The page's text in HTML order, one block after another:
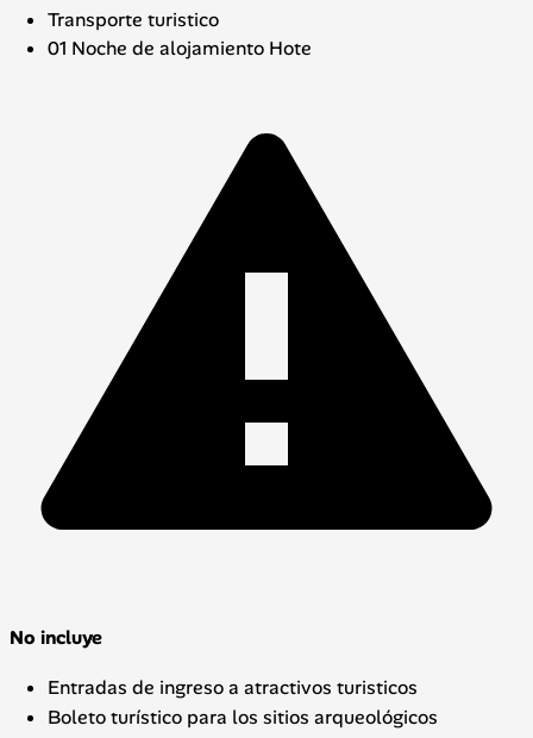
Transporte turistico
01 Noche de alojamiento Hote
No incluye
Entradas de ingreso a atractivos turisticos
Boleto turístico para los sitios arqueológicos